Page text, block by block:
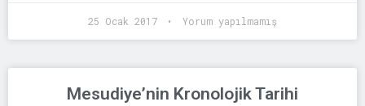
25 Ocak 2017 Yorum yapılmamış
Mesudiye’nin Kronolojik Tarihi